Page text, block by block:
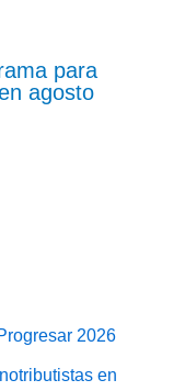
para
agosto
2026
en